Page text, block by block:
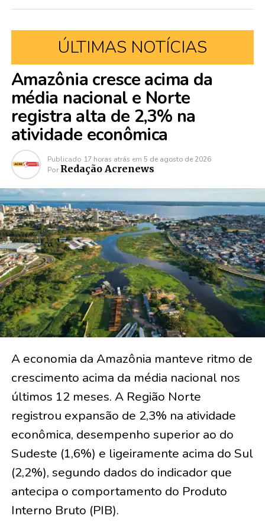
ÚLTIMAS NOTÍCIAS
Amazônia cresce acima da
média nacional e Norte
registra alta de 2,3% na
atividade econômica
Publicado 17 horas atrás em 5 de agosto de 2026
Por Redação Acrenews
A economia da Amazônia manteve ritmo de
crescimento acima da média nacional nos
últimos 12 meses. A Região Norte
registrou expansão de 2,3% na atividade
econômica, desempenho superior ao do
Sudeste (1,6%) e ligeiramente acima do Sul
(2,2%), segundo dados do indicador que
antecipa o comportamento do Produto
Interno Bruto (PIB).